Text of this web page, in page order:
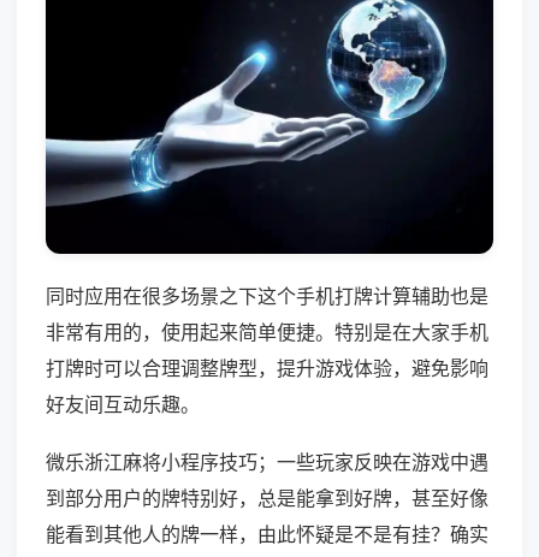
同时应用在很多场景之下这个手机打牌计算辅助也是
非常有用的，使用起来简单便捷。特别是在大家手机
打牌时可以合理调整牌型，提升游戏体验，避免影响
好友间互动乐趣。
微乐浙江麻将小程序技巧；一些玩家反映在游戏中遇
到部分用户的牌特别好，总是能拿到好牌，甚至好像
能看到其他人的牌一样，由此怀疑是不是有挂？确实